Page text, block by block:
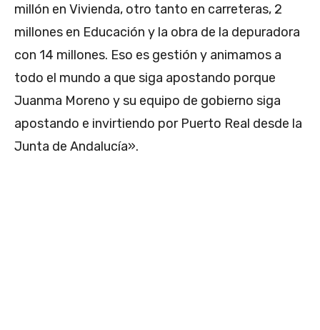
millón en Vivienda, otro tanto en carreteras, 2
millones en Educación y la obra de la depuradora
con 14 millones. Eso es gestión y animamos a
todo el mundo a que siga apostando porque
Juanma Moreno y su equipo de gobierno siga
apostando e invirtiendo por Puerto Real desde la
Junta de Andalucía».